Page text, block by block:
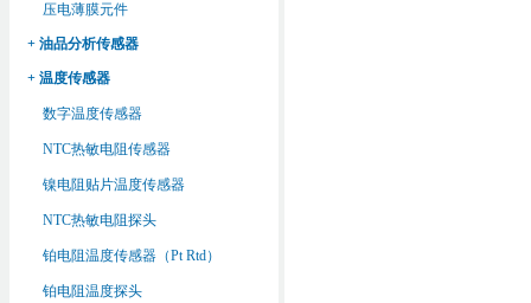
压电薄膜元件
+ 油品分析传感器
+ 温度传感器
数字温度传感器
NTC热敏电阻传感器
镍电阻贴片温度传感器
NTC热敏电阻探头
铂电阻温度传感器（Pt Rtd）
铂电阻温度探头